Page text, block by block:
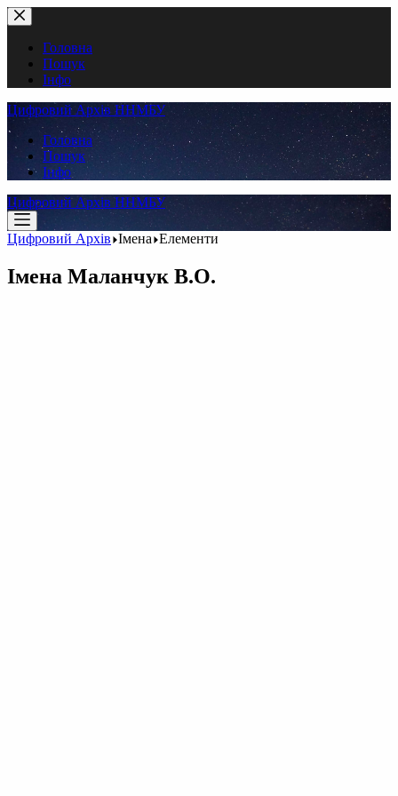
Перейти
до
вмістуГоловна
Пошук
Інфо
Цифровий Архів ННМБУ
Головна
Пошук
Інфо
Цифровий Архів ННМБУ
Цифровий Архів Імена Елементи
Імена Маланчук В.О.